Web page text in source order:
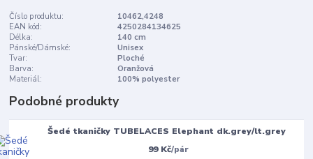
Číslo produktu:
10462,4248
EAN kód:
4250284134625
Délka:
140 cm
Pánské/Dámské:
Unisex
Tvar:
Ploché
Barva:
Oranžová
Materiál:
100% polyester
Podobné produkty
Šedé tkaničky TUBELACES Elephant dk.grey/lt.grey
99 Kč/pár